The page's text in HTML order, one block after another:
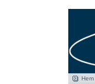
Hem